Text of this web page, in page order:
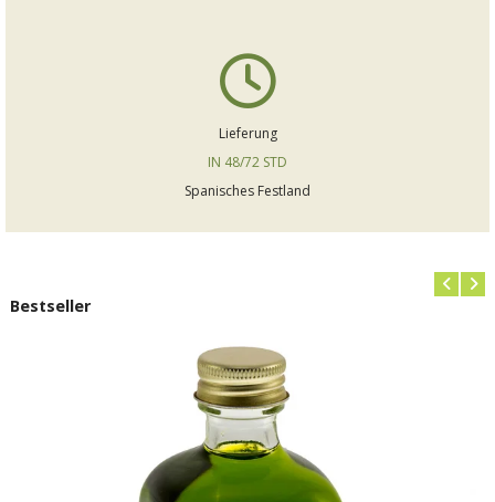
Lieferung
IN 48/72 STD
Spanisches Festland
Bestseller